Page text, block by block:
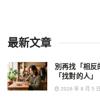
最新文章
別再找「相
「找對的人」
2026 年 8 月 5 日